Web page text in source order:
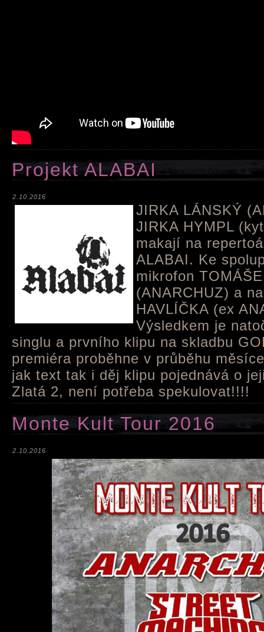
Projekt ALABAI
2.10.2016
JIRKA LÁNSKÝ
JIRKA HYMPL
makají na
ALABAI. Ke
mikrofon
(ANARCHUZ) a
HAVLÍČKA (ex
Výsledkem je
singlu a prvního klipu na skladbu
premiéra proběhne v průběhu
jak text tak i děj klipu pojednává o
Zlatá 2, není potřeba spekulovat!!!!
Monte Kult Tour 2016
2.10.2016